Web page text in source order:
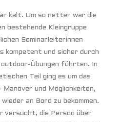
kalt. Um so netter war die
bestehende Kleingruppe
Seminarleiterinnen
kompetent und sicher durch
outdoor-Übungen führten. In
Teil ging es um das
Manöver und Möglichkeiten,
an Bord zu bekommen.
versucht, die Person über